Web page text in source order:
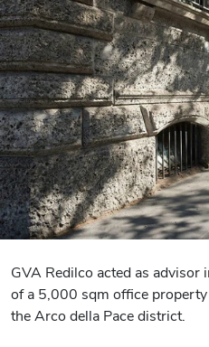
GVA Redilco acted as advisor
of a 5,000 sqm office property
the Arco della Pace district.